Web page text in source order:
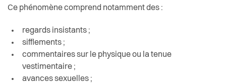
Pas de pain, pas de miettes!
Vevey, ça vous regarde !?
Urban Training
Logement
Religions
Santé et social
Ce phénomène comprend notamment des :
regards insistants ;
sifflements ;
commentaires sur le physique ou la tenue
vestimentaire ;
avances sexuelles ;